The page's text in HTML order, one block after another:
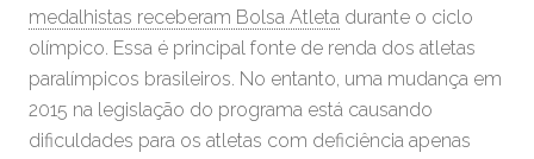
medalhistas receberam Bolsa Atleta durante o ciclo
olímpico. Essa é principal fonte de renda dos atletas
paralímpicos brasileiros. No entanto, uma mudança em
2015 na legislação do programa está causando
dificuldades para os atletas com deficiência apenas